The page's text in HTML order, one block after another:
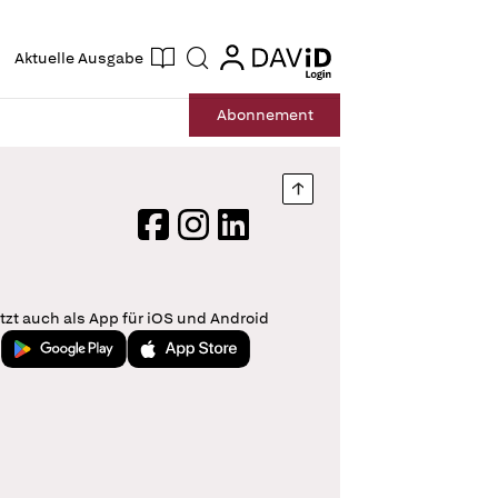
Aktuelle Ausgabe Suche login
login
Abonnement
Nach oben springen
FacebookInstagram
LinkedIn
auch als App für iOS und Android
Jetzt bei Google PlayLaden im App Store